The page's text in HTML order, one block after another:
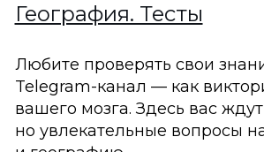
География. Тесты
Любите проверять свои
Telegram-канал — как
вашего мозга. Здесь вас
но увлекательные вопросы